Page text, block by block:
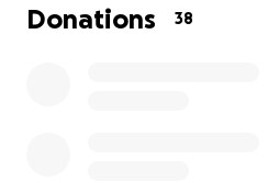
Gracias por tu apoyo, tu
Donations 38